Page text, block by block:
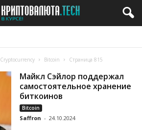
Cryptocurrency Bitcoin Страница 815
Майкл Сэйлор поддержал
самостоятельное хранение
биткоинов
Bitcoin
Saffron - 24.10.2024